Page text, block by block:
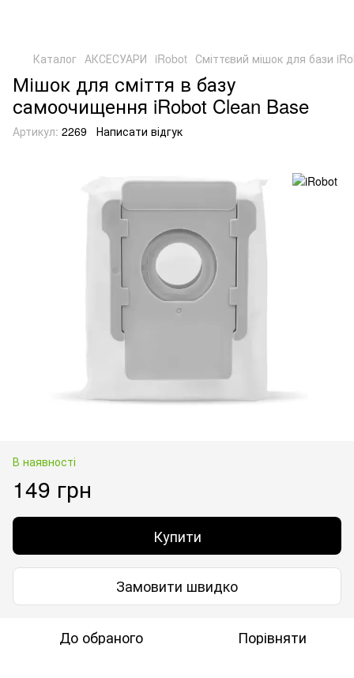
Каталог АКСЕСУАРИ iRobot Сміттєвий мішок для бази
Мішок для сміття в базу
самоочищення iRobot Clean Base
Артикул: 2269 Написати відгук
В наявності
149 грн
Купити
Замовити швидко
До обраного Порівняти